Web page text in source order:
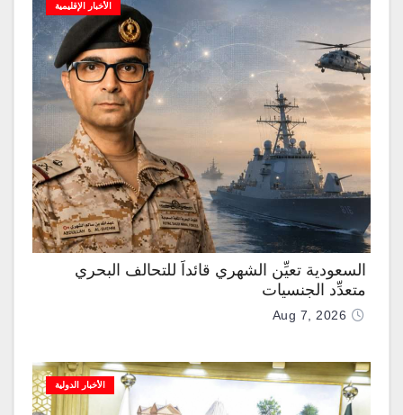
الأخبار الإقليمية
السعودية تعيِّن الشهري قائداً للتحالف البحري
متعدِّد الجنسيات
Aug 7, 2026
الأخبار الدولية